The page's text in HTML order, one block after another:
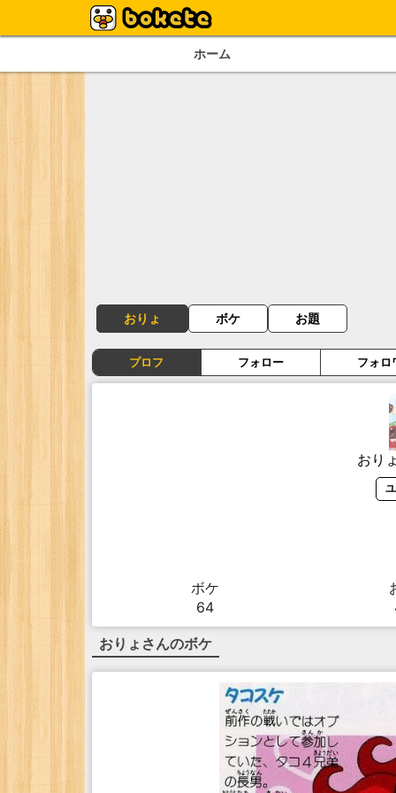
ホーム
おりょ ボケ お題
プロフ フォロー フォロ
おり
ボケ
64
おりょ さんのボケ